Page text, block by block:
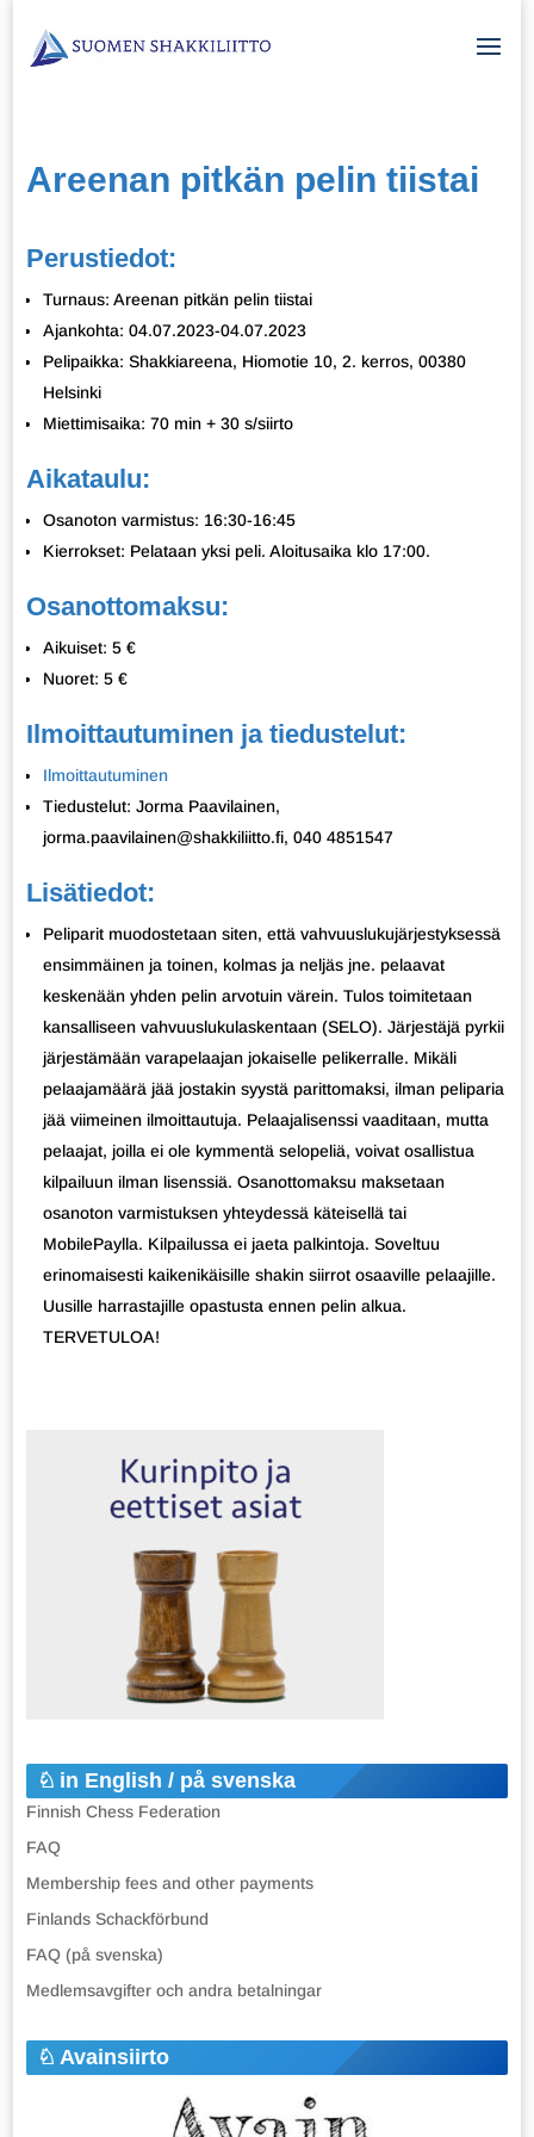
Areenan pitkän pelin tiistai
Perustiedot:
Turnaus: Areenan pitkän pelin tiistai
Ajankohta: 04.07.2023-04.07.2023
Pelipaikka: Shakkiareena, Hiomotie 10, 2. kerros, 00380
Helsinki
Miettimisaika: 70 min + 30 s/siirto
Aikataulu:
Osanoton varmistus: 16:30-16:45
Kierrokset: Pelataan yksi peli. Aloitusaika klo 17:00.
Osanottomaksu:
Aikuiset: 5 €
Nuoret: 5 €
Ilmoittautuminen ja tiedustelut:
Ilmoittautuminen
Tiedustelut: Jorma Paavilainen,
jorma.paavilainen@shakkiliitto.fi, 040 4851547
Lisätiedot:
Peliparit muodostetaan siten, että vahvuuslukujärjestyksessä
ensimmäinen ja toinen, kolmas ja neljäs jne. pelaavat
keskenään yhden pelin arvotuin värein. Tulos toimitetaan
kansalliseen vahvuuslukulaskentaan (SELO). Järjestäjä pyrkii
järjestämään varapelaajan jokaiselle pelikerralle. Mikäli
pelaajamäärä jää jostakin syystä parittomaksi, ilman peliparia
jää viimeinen ilmoittautuja. Pelaajalisenssi vaaditaan, mutta
pelaajat, joilla ei ole kymmentä selopeliä, voivat osallistua
kilpailuun ilman lisenssiä. Osanottomaksu maksetaan
osanoton varmistuksen yhteydessä käteisellä tai
MobilePaylla. Kilpailussa ei jaeta palkintoja. Soveltuu
erinomaisesti kaikenikäisille shakin siirrot osaaville pelaajille.
Uusille harrastajille opastusta ennen pelin alkua.
TERVETULOA!
in English / på svenska
Finnish Chess Federation
FAQ
Membership fees and other payments
Finlands Schackförbund
FAQ (på svenska)
Medlemsavgifter och andra betalningar
Avainsiirto